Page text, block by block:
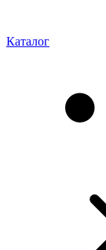
Каталог